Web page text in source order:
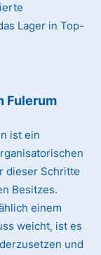
Lager in Top-
Fulerum
ist ein
dieser Schritte
Besitzes.
einem
weicht, ist es
und